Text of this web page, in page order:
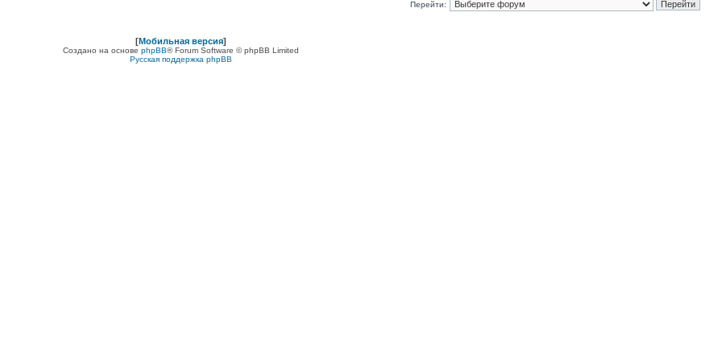
Перейти:
[Мобильная версия]
Создано на основе phpBB® Forum Software © phpBB Limited
Русская поддержка phpBB